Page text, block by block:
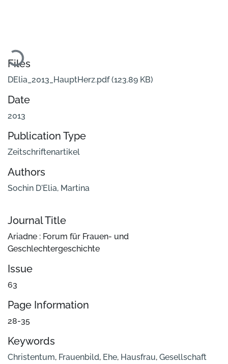
Loading...
Files
DElia_2013_HauptHerz.pdf(123.89 KB)
Date
2013
Publication Type
Zeitschriftenartikel
Authors
Sochin D'Elia, Martina
Journal Title
Ariadne : Forum für Frauen- und
Geschlechtergeschichte
Issue
63
Page Information
28-35
Keywords
Christentum, Frauenbild, Ehe, Hausfrau, Gesellschaft